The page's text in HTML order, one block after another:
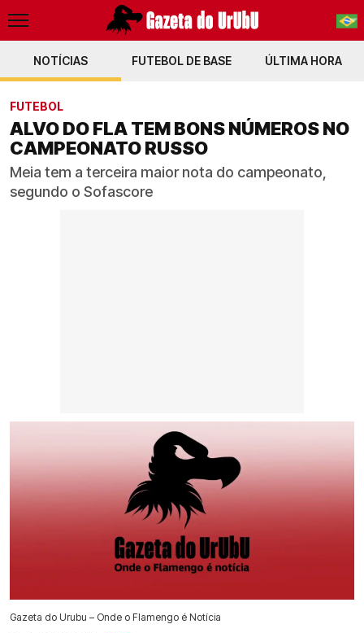
PT-BR
NOTÍCIAS FUTEBOL DE BASE ÚLTIMA HORA
FUTEBOL
ALVO DO FLA TEM BONS NÚMEROS NO
CAMPEONATO RUSSO
Meia tem a terceira maior nota do campeonato,
segundo o Sofascore
Gazeta do Urubu – Onde o Flamengo é Notícia